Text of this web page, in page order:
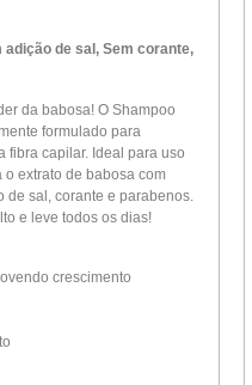
de sal, Sem corante,
da babosa! O Shampoo
formulado para
fibra capilar. Ideal para uso
extrato de babosa com
de sal, corante e parabenos.
e leve todos os dias!
crescimento